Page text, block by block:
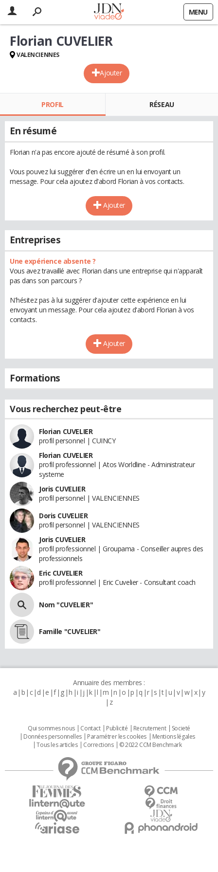
MENU
Ajouter
Florian CUVELIER
VALENCIENNES
PROFIL RÉSEAU
En résumé
Florian n'a pas encore ajouté de résumé à son profil.
Vous pouvez lui suggérer d'en écrire un en lui envoyant un
message. Pour cela ajoutez d'abord Florian à vos contacts.
Ajouter
Entreprises
Une expérience absente ?
Vous avez travaillé avec Florian dans une entreprise qui n'apparaît
pas dans son parcours ?
N'hésitez pas à lui suggérer d'ajouter cette expérience en lui
envoyant un message. Pour cela ajoutez d'abord Florian à vos
contacts.
Ajouter
Formations
Vous recherchez peut-être
Florian CUVELIER
profil personnel | CUINCY
Florian CUVELIER
profil professionnel | Atos Worldline - Administrateur
systeme
Joris CUVELIER
profil personnel | VALENCIENNES
Doris CUVELIER
profil personnel | VALENCIENNES
Joris CUVELIER
profil professionnel | Groupama - Conseiller aupres des
professionnels
Eric CUVELIER
profil professionnel | Eric Cuvelier - Consultant coach
Nom "CUVELIER"
Famille "CUVELIER"
Annuaire des membres :
a b c d e f g h i j k l m n o p q r s t u v w x y
z
Qui sommes nous Contact Publicité Recrutement
Societé
Données personnelles
Paramétrer les cookies
Mentions légales
Tous les articles
Corrections © 2022 CCM Benchmark